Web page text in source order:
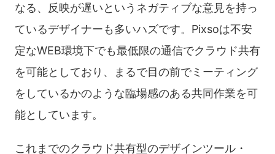
なる、反映が遅いというネガティブな意見を持っ
ているデザイナーも多いハズです。Pixsoは不安
定なWEB環境下でも最低限の通信でクラウド共有
を可能としており、まるで目の前でミーティング
をしているかのような臨場感のある共同作業を可
能としています。
これまでのクラウド共有型のデザインツール・